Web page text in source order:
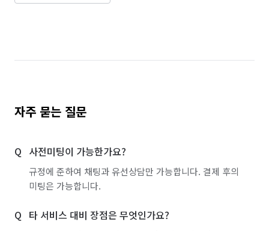
자주 묻는 질문
사전미팅이 가능한가요?
규정에 준하여 채팅과 유선상담만 가능합니다. 결제 후의
미팅은 가능합니다.
타 서비스 대비 장점은 무엇인가요?